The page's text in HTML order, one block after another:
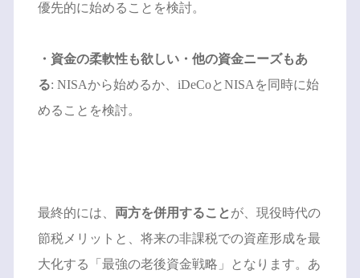
優先的に始めることを検討。
・資金の柔軟性も欲しい・他の資金ニーズもあ
る: NISAから始めるか、iDeCoとNISAを同時に始
めることを検討。
最終的には、 両方を併用することが、現役時代の
節税メリットと、将来の非課税での資産形成を最
大化する「最強の老後資金戦略」となります。あ